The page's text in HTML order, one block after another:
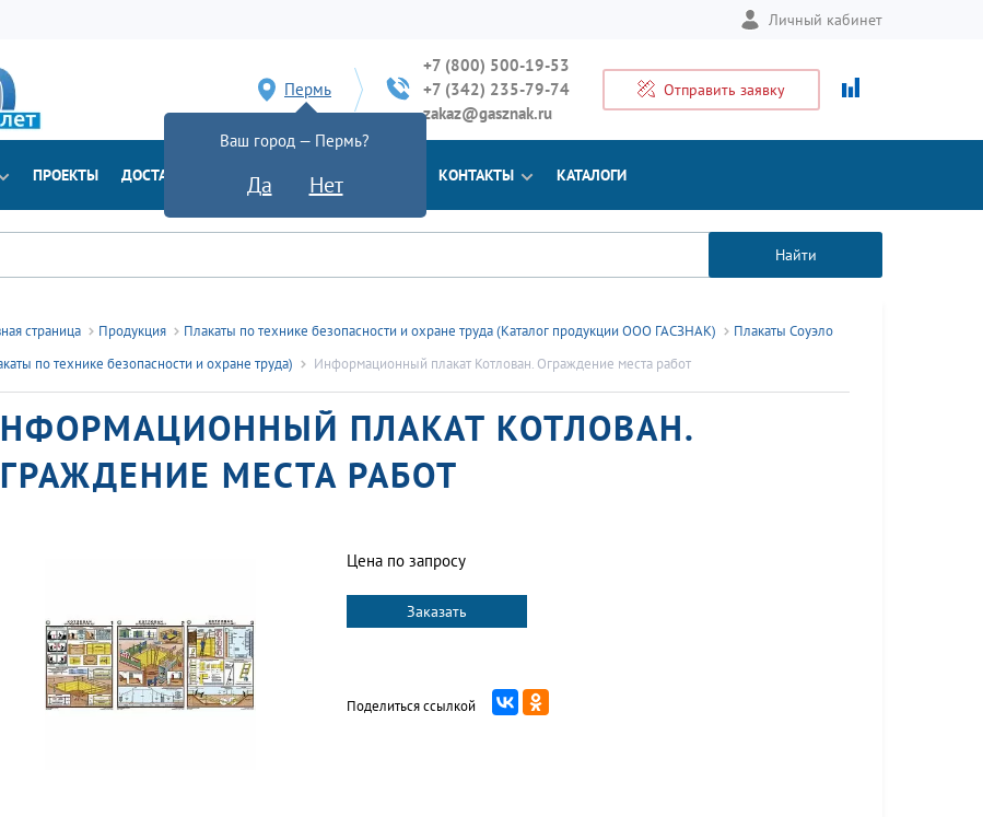
Личный кабинет
Пермь
Ваш город — Пермь?
Да Нет
+7 (800) 500-19-53
+7 (342) 235-79-74
zakaz@gasznak.ru
Отправить заявку
ПРОЕКТЫ ДОСТАВКА ДОКУМЕНТЫ КОНТАКТЫ КАТАЛОГИ
Найти
страница Продукция Плакаты по технике безопасности и охране труда (Каталог продукции ООО ГАСЗНАК)
Плакаты Соуэло
по технике безопасности и охране труда)
Информационный плакат Котлован. Ограждение места работ
ПЛАКАТ КОТЛОВАН.
МЕСТА РАБОТ
Цена по запросу
Заказать
Поделиться ссылкой